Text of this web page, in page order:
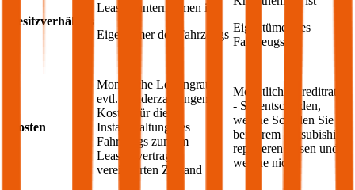
Besitzverhältnis
Leasingunternehmen ist
Eigentümer des Fahrzeugs
Eigentümer des
Fahrzeugs
Kosten
Monatliche Leasingrate,
evtl. Sonderzahlungen;
Kosten für die
Instandhaltung des
Fahrzeugs zum im
Leasingvertrag
vereinbarten Zustand
Monatliche Kreditrate
- Sie entscheiden,
welche Schäden Sie
bei Ihrem
Mitsubishi
reparieren lassen und
welche nicht